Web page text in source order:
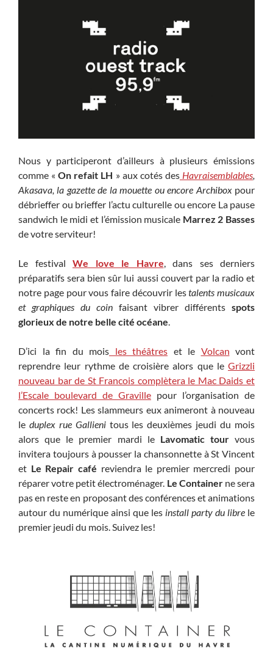
Nous y participeront d’ailleurs à plusieurs émissions
comme «On refait LH » aux cotés desHavraisemblables,
Akasava, la gazette de la mouette ou encore Archiboxpour
débrieffer ou brieffer l’actu culturelle ou encore La pause
sandwich le midi et l’émission musicale Marrez 2 Basses
de votre serviteur!
Le festival We love le Havre, dans ses derniers
préparatifs sera bien sûr lui aussi couvert par la radio et
notre page pour vous faire découvrir lestalents musicaux
et graphiques du coin faisant vibrer différents spots
glorieux de notre belle cité océane.
D’ici la fin du mois les théâtres et le Volcan vont
reprendre leur rythme de croisière alors que le Grizzli
nouveau bar de St Francois complètera le Mac Daids et
l’Escale boulevard de Graville pour l’organisation de
concerts rock! Les slammeurs eux animeront à nouveau
le duplex rue Gallienitous les deuxièmes jeudi du mois
alors que le premier mardi le Lavomatic tourvous
invitera toujours à pousser la chansonnette à St Vincent
et Le Repair café reviendra le premier mercredi pour
réparer votre petit électroménager. Le Containerne sera
pas en reste en proposant des conférences et animations
autour du numérique ainsi que les install party du libre le
premier jeudi du mois. Suivez les!